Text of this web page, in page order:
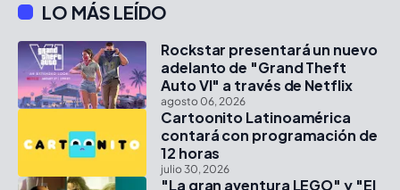
LO MÁS LEÍDO
Rockstar presentará un nuevo
adelanto de "Grand Theft
Auto VI" a través de Netflix
agosto 06, 2026
Cartoonito Latinoamérica
contará con programación de
12 horas
julio 30, 2026
"La gran aventura LEGO" y "El